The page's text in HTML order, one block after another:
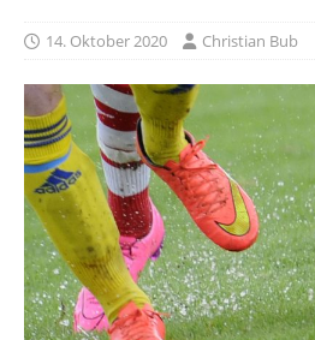
14. Oktober 2020 Christian Bub